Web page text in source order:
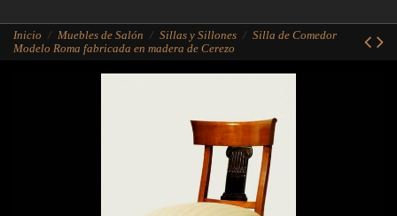
Inicio Muebles de Salón Sillas y Sillones
Silla de Comedor
Modelo Roma fabricada en madera de Cerezo